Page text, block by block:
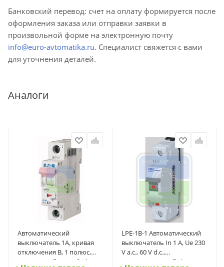
Банковский перевод: счет на оплату формируется после
оформления заказа или отправки заявки в
произвольной форме на электронную почту
info@euro-avtomatika.ru. Специалист свяжется с вами
для уточнения деталей.
Аналоги
Автоматический
выключатель 1А, кривая
отключения B, 1 полюс,
откл. способность 6 кА
LPE-1B-1 Автоматический
выключатель In 1 A, Ue 230
V a.c., 60 V d.c.,
характеристика B, 1-полюс,